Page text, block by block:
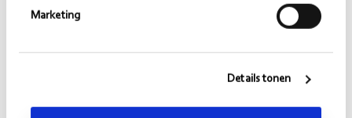
Marketing
Details tonen
Meer lezen?